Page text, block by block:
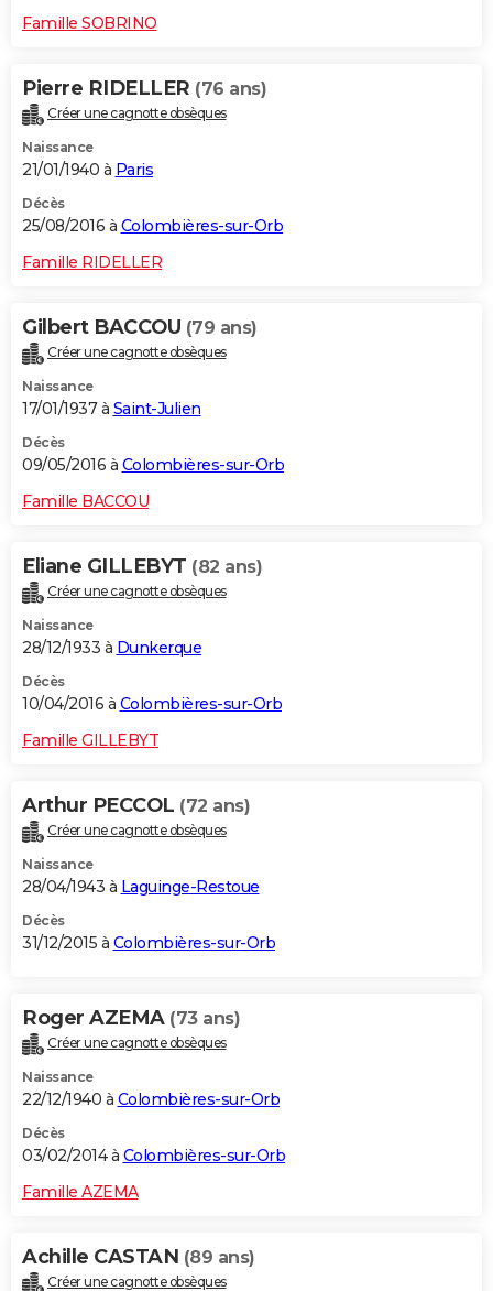
Famille SOBRINO
Pierre RIDELLER (76 ans)
Créer une cagnotte obsèques
Naissance
21/01/1940 à Paris
Décès
25/08/2016 à Colombières-sur-Orb
Famille RIDELLER
Gilbert BACCOU (79 ans)
Créer une cagnotte obsèques
Naissance
17/01/1937 à Saint-Julien
Décès
09/05/2016 à Colombières-sur-Orb
Famille BACCOU
Eliane GILLEBYT (82 ans)
Créer une cagnotte obsèques
Naissance
28/12/1933 à Dunkerque
Décès
10/04/2016 à Colombières-sur-Orb
Famille GILLEBYT
Arthur PECCOL (72 ans)
Créer une cagnotte obsèques
Naissance
28/04/1943 à Laguinge-Restoue
Décès
31/12/2015 à Colombières-sur-Orb
Roger AZEMA (73 ans)
Créer une cagnotte obsèques
Naissance
22/12/1940 à Colombières-sur-Orb
Décès
03/02/2014 à Colombières-sur-Orb
Famille AZEMA
Achille CASTAN (89 ans)
Créer une cagnotte obsèques